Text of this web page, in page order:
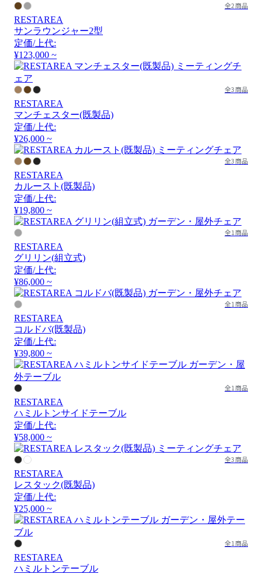
全2商品
RESTAREA
サンラウンジャー2型
定価/上代:
¥123,000 ~
全3商品
RESTAREA
マンチェスター(既製品)
定価/上代:
¥26,000 ~
全3商品
RESTAREA
カルースト(既製品)
定価/上代:
¥19,800 ~
全1商品
RESTAREA
グリリン(組立式)
定価/上代:
¥86,000 ~
全1商品
RESTAREA
コルドバ(既製品)
定価/上代:
¥39,800 ~
全1商品
RESTAREA
ハミルトンサイドテーブル
定価/上代:
¥58,000 ~
全3商品
RESTAREA
レスタック(既製品)
定価/上代:
¥25,000 ~
全1商品
RESTAREA
ハミルトンテーブル